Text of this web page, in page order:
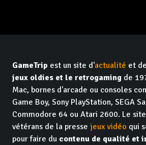
GameTrip est un site d'actualité et de
jeux oldies et le retrogaming de
Mac, bornes d'arcade ou consoles
Game Boy, Sony PlayStation, SEGA
Commodore 64 ou Atari 2600. Le
vétérans de la presse jeux vidéo qui
pour faire du contenu de qualité et